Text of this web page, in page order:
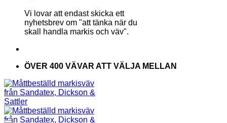
Vi lovar att endast skicka ett
nyhetsbrev om "att tänka när du
skall handla markis och väv".
ÖVER 400 VÄVAR ATT VÄLJA MELLAN